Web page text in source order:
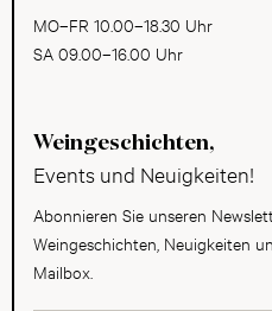
MO–FR 10.00–18.30 Uhr
SA 09.00–16.00 Uhr
Weingeschichten,
Events und Neuigkeiten!
Abonnieren Sie unseren
Weingeschichten, Neuigkeiten
Mailbox.